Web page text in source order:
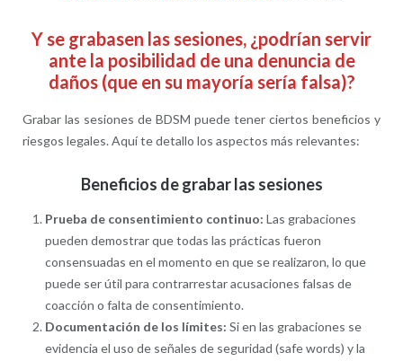
Y se grabasen las sesiones, ¿podrían servir
ante la posibilidad de una denuncia de
daños (que en su mayoría sería falsa)?
Grabar las sesiones de BDSM puede tener ciertos beneficios y
riesgos legales. Aquí te detallo los aspectos más relevantes:
Beneficios de grabar las sesiones
Prueba de consentimiento continuo: Las grabaciones
pueden demostrar que todas las prácticas fueron
consensuadas en el momento en que se realizaron, lo que
puede ser útil para contrarrestar acusaciones falsas de
coacción o falta de consentimiento.
Documentación de los límites: Si en las grabaciones se
evidencia el uso de señales de seguridad (safe words) y la